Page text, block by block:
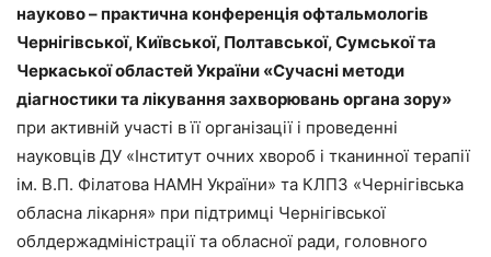
науково – практична конференція офтальмологів
Чернігівської, Київської, Полтавської, Сумської та
Черкаської областей України «Сучасні методи
діагностики та лікування захворювань органа зору»
при активній участі в її організації і проведенні
науковців ДУ «Інститут очних хвороб і тканинної терапії
ім. В.П. Філатова НАМН України» та КЛПЗ «Чернігівська
обласна лікарня» при підтримці Чернігівської
облдержадміністрації та обласної ради, головного